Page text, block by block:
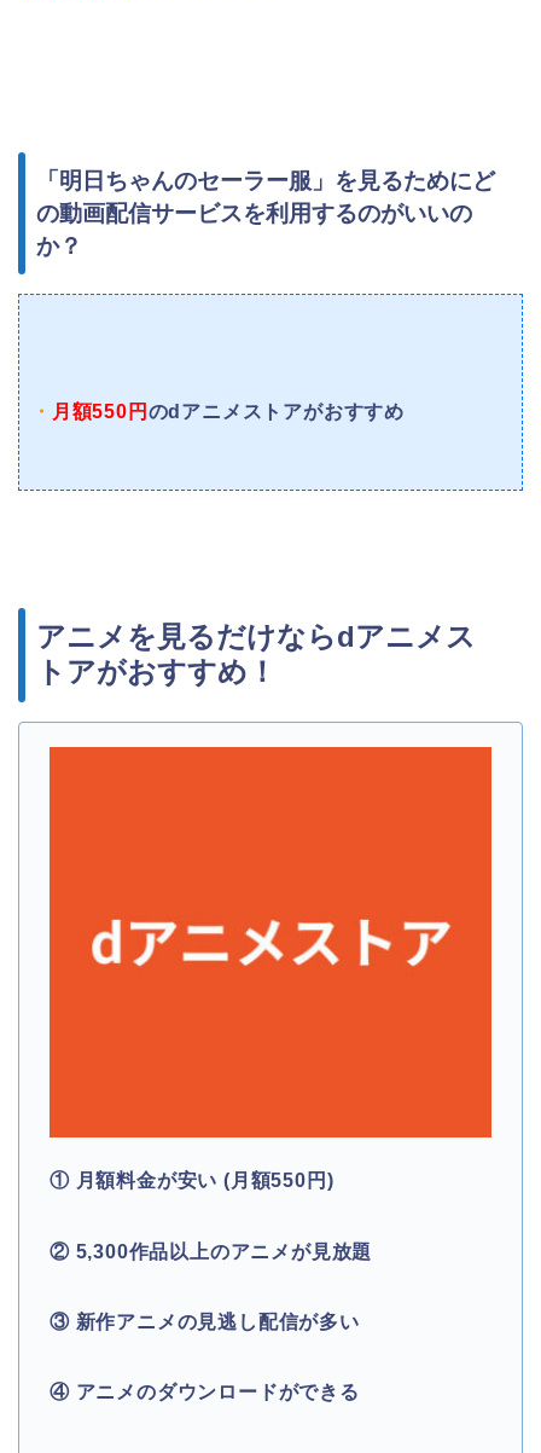
「明日ちゃんのセーラー服」を見るためにど
の動画配信サービスを利用するのがいいの
か？
・ 月額550円 のdアニメストアがおすすめ
アニメを見るだけならdアニメス
トアがおすすめ！
① 月額料金が安い (月額550円)
② 5,300作品以上のアニメが見放題
③ 新作アニメの見逃し配信が多い
④ アニメのダウンロードができる